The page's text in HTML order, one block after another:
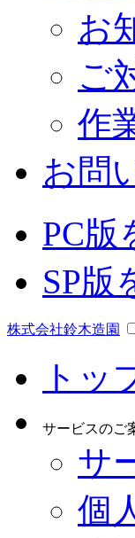
お
ご
作
お問
PC版
SP版
株式会社鈴木造園
トッ
サービスのご
サ
個